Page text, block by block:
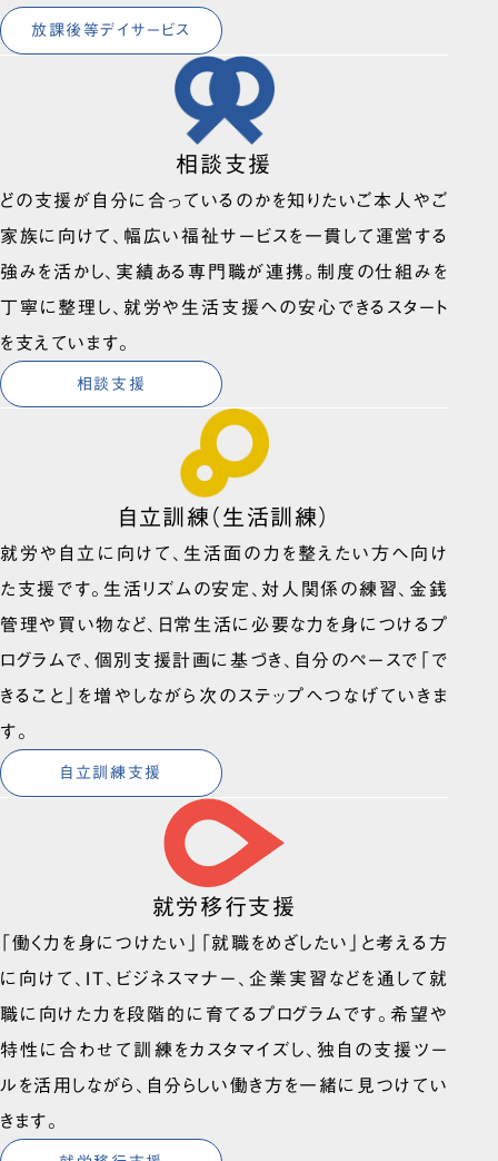
放課後等デイサービス
相談支援
どの支援が自分に合っているのかを知りたいご本人やご
家族に向けて、幅広い福祉サービスを一貫して運営する
強みを活かし、実績ある専門職が連携。制度の仕組みを
丁寧に整理し、就労や生活支援への安心できるスタート
を支えています。
相談支援
自立訓練（生活訓練）
就労や自立に向けて、生活面の力を整えたい方へ向け
た支援です。生活リズムの安定、対人関係の練習、金銭
管理や買い物など、日常生活に必要な力を身につけるプ
ログラムで、個別支援計画に基づき、自分のペースで「で
きること」を増やしながら次のステップへつなげていきま
す。
自立訓練支援
就労移行支援
「働く力を身につけたい」「就職をめざしたい」と考える方
に向けて、IT、ビジネスマナー、企業実習などを通して就
職に向けた力を段階的に育てるプログラムです。希望や
特性に合わせて訓練をカスタマイズし、独自の支援ツー
ルを活用しながら、自分らしい働き方を一緒に見つけてい
きます。